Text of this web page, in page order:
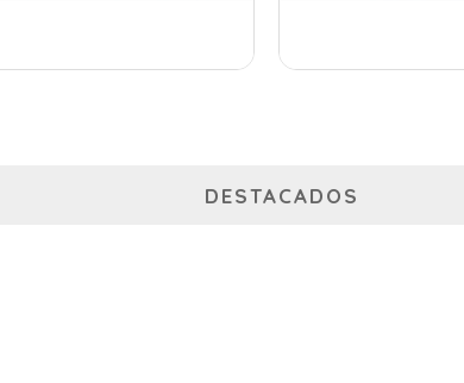
DESTACADOS